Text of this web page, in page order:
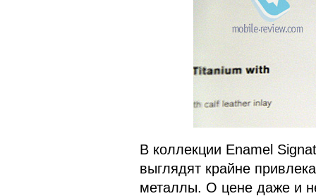
В коллекции Enamel
выглядят крайне
металлы. О цене даже и